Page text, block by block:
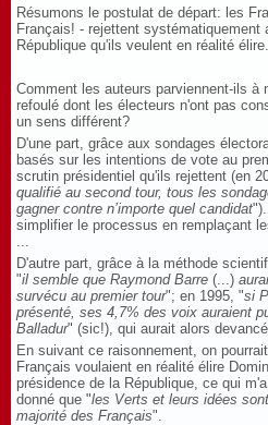
Résumons le postulat de départ: les
Français! - rejettent systématiquement
République qu'ils veulent en réalité élire.
Comment les auteurs parviennent-ils à
refoulé dont les électeurs n'ont pas
un sens différent?
D'une part, grâce aux sondages
basés sur les intentions de vote au
scrutin présidentiel qu'ils rejettent (en
qualifié au second tour, tous les
gagner contre n’importe quel candidat
simplifier le processus en remplaçant
...
D'autre part, grâce à la méthode
"il semble que Raymond Barre (...)
survécu au premier tour"; en 1995, "si
présenté, ses 4,7% des voix auraient
Balladur" (sic!), qui aurait alors
En suivant ce raisonnement, on
Français voulaient en réalité élire
présidence de la République, ce qui
donné que "les Verts et leurs idées
majorité des Français".